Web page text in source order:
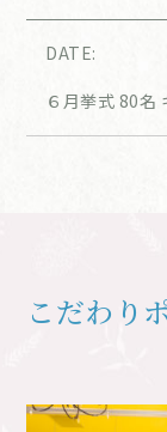
DATE:
６月挙式 80名
こだわり